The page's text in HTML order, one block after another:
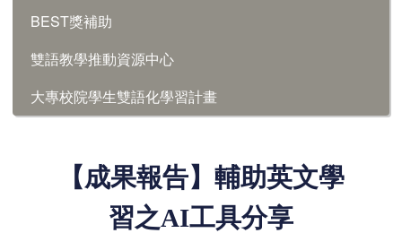
BEST獎補助
雙語教學推動資源中心
大專校院學生雙語化學習計畫
【成果報告】 輔助英文學
習之AI工具分享